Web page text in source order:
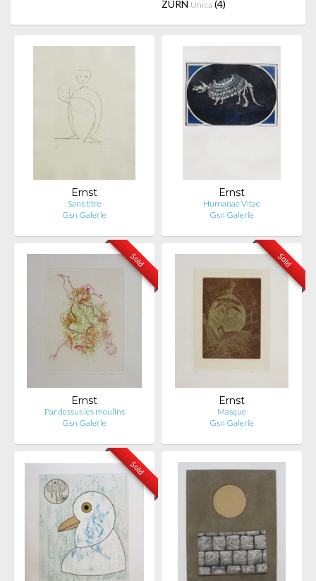
ZURN Unica (4)
Ernst
Sans titre
Gsn Galerie
Ernst
Humanae Vitae
Gsn Galerie
Sold
Ernst
Par dessus les moulins
Gsn Galerie
Sold
Ernst
Masque
Gsn Galerie
Sold